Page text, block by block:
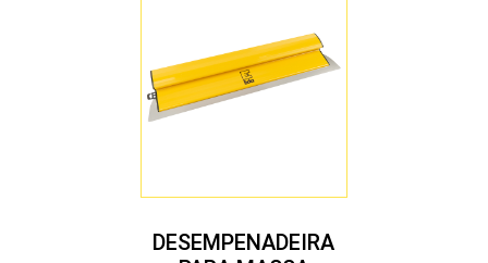
DESEMPENADEIRA